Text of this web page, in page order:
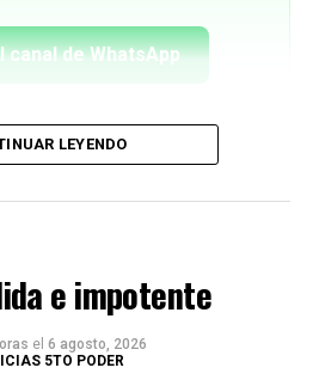
canal de WhatsApp
LEYENDO
e impotente
el 6 agosto, 2026
5TO PODER